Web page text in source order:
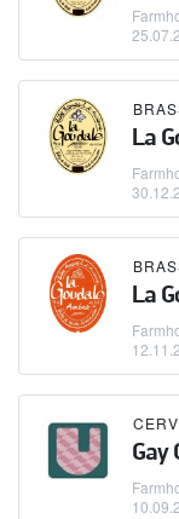
La
La
Gay